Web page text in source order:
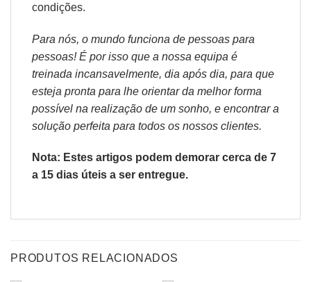
condições.
Para nós, o mundo funciona de pessoas para
pessoas! É por isso que a nossa equipa é
treinada incansavelmente, dia após dia, para que
esteja pronta para lhe orientar da melhor forma
possível na realização de um sonho, e encontrar a
solução perfeita para todos os nossos clientes.
Nota: Estes artigos podem demorar cerca de 7
a 15 dias úteis a ser entregue.
PRODUTOS RELACIONADOS